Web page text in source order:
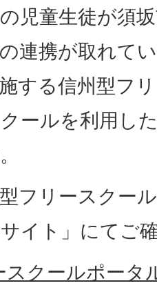
児童生徒が須
連携が取れて
する信州型フ
ールを利用し
フリースクー
イト」にてご
スクールポータ